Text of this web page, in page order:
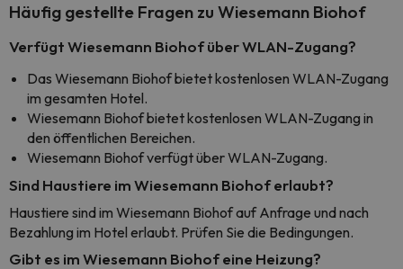
Häufig gestellte Fragen zu Wiesemann Biohof
Verfügt Wiesemann Biohof über WLAN-Zugang?
Das Wiesemann Biohof bietet kostenlosen WLAN-Zugang
im gesamten Hotel.
Wiesemann Biohof bietet kostenlosen WLAN-Zugang in
den öffentlichen Bereichen.
Wiesemann Biohof verfügt über WLAN-Zugang.
Sind Haustiere im Wiesemann Biohof erlaubt?
Haustiere sind im Wiesemann Biohof auf Anfrage und nach
Bezahlung im Hotel erlaubt. Prüfen Sie die Bedingungen.
Gibt es im Wiesemann Biohof eine Heizung?